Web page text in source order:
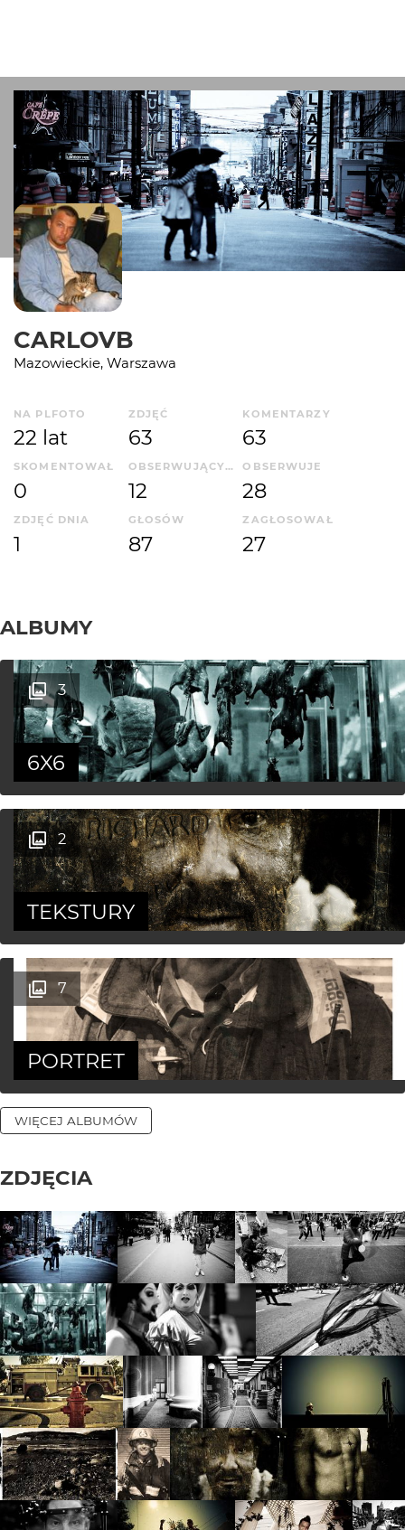
CARLOVB
Mazowieckie, Warszawa
NA PLFOTO
22 lat
ZDJĘĆ
63
KOMENTARZY
63
SKOMENTOWAŁ
0
OBSERWUJĄCYCH
12
OBSERWUJE
28
ZDJĘĆ DNIA
1
GŁOSÓW
87
ZAGŁOSOWAŁ
27
ALBUMY
3
6X6
2
TEKSTURY
7
PORTRET
WIĘCEJ ALBUMÓW
ZDJĘCIA